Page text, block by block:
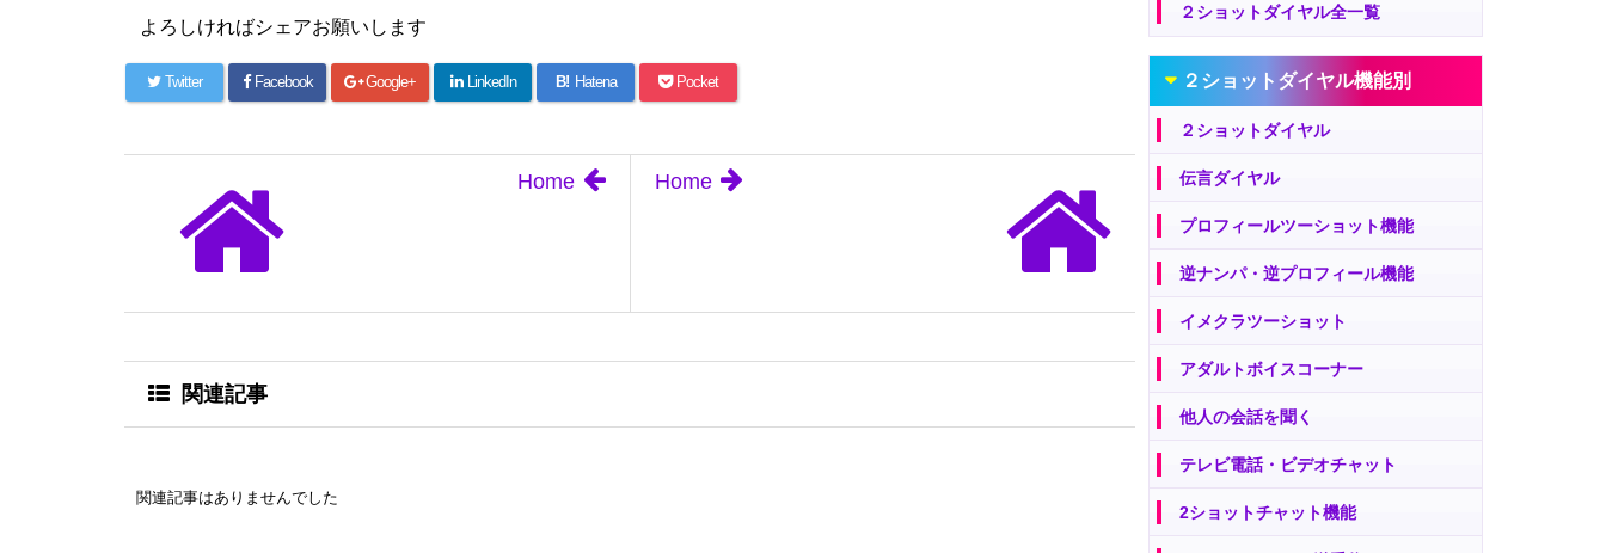
よろしければシェアお願いします
Twitter Facebook Google+ LinkedIn B! Hatena Pocket
Home
Home
関連記事
関連記事はありませんでした
２ショットダイヤル全一覧
２ショットダイヤル機能別
２ショットダイヤル
伝言ダイヤル
プロフィールツーショット機能
逆ナンパ・逆プロフィール機能
イメクラツーショット
アダルトボイスコーナー
他人の会話を聞く
テレビ電話・ビデオチャット
2ショットチャット機能